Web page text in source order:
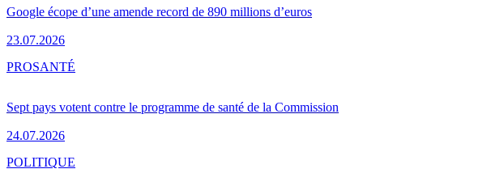
Google écope d’une amende record de 890 millions d’euros
23.07.2026
Sept pays votent contre le programme de santé de la Commission
24.07.2026
PROSANTÉ
POLITIQUE